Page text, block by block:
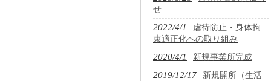
せ
2022/4/1
虐待防止・身体拘
束適正化への取り組み
2020/4/1 新規事業所完成
2019/12/17
新規開所（生活